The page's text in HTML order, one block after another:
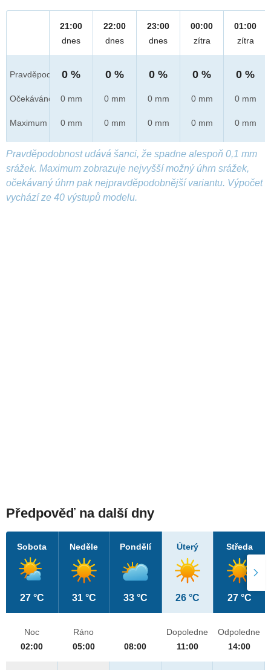
Pravděpod.
Očekáváno
Maximum
21:00
dnes
0 %
0 mm
0 mm
22:00
dnes
0 %
0 mm
0 mm
23:00
dnes
0 %
0 mm
0 mm
00:00
zítra
0 %
0 mm
0 mm
01:00
zítra
0 %
0 mm
0 mm
Pravděpodobnost udává šanci, že spadne alespoň 0,1 mm
srážek. Maximum zobrazuje nejvyšší možný úhrn srážek,
očekávaný úhrn pak nejpravděpodobnější variantu. Výpočet
vychází ze 40 výstupů modelu.
Předpověď na další dny
Sobota
27 °C
Neděle
31 °C
Pondělí
33 °C
Úterý
26 °C
Středa
27 °C
Noc
02:00
Ráno
05:00
08:00
Dopoledne
11:00
Odpoledne
14:00